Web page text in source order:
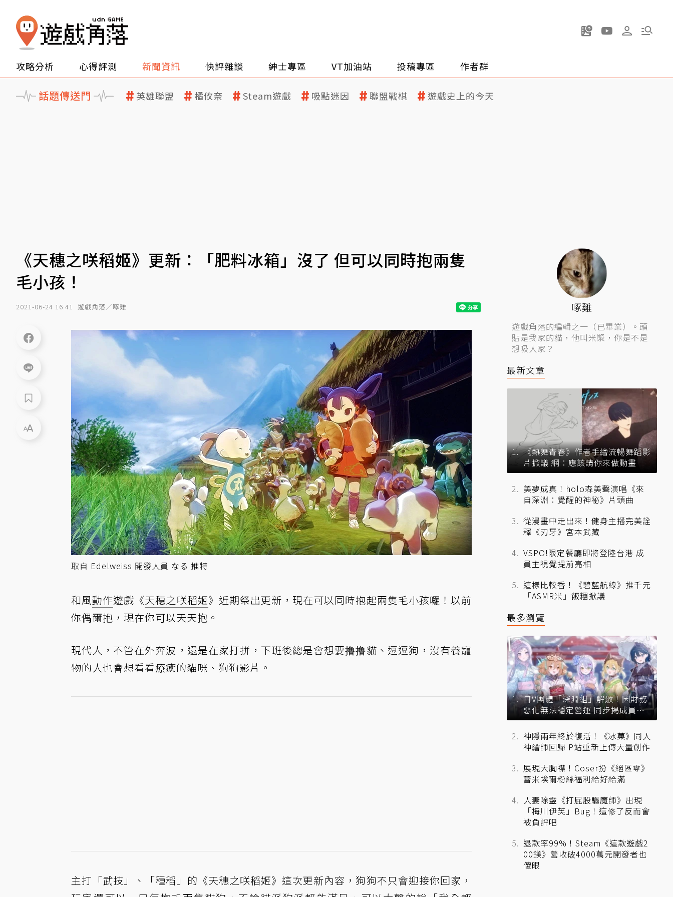
攻略分析 心得評測 新聞資訊 快評雜談 紳士專區 VT加油站 投稿專區 作者群
話題傳送門 英雄聯盟 橘攸奈 Steam遊戲 吸點迷因 聯盟戰棋 遊戲史上的今天
《天穗之咲稻姬》更新：「肥料冰箱」沒了 但可以同時抱兩隻
毛小孩！
2021-06-24 16:41 遊戲角落／啄雞
取自 Edelweiss 開發人員 なる 推特
和風動作遊戲《天穗之咲稻姬》近期祭出更新，現在可以同時抱起兩隻毛小孩囉！以前
你偶爾抱，現在你可以天天抱。
現代人，不管在外奔波，還是在家打拼，下班後總是會想要撸撸貓、逗逗狗，沒有養寵
物的人也會想看看療癒的貓咪、狗狗影片。
主打「武技」、「種稻」的《天穗之咲稻姬》這次更新內容，狗狗不只會迎接你回家，
啄雞
遊戲角落的編輯之一（已畢業）。頭
貼是我家的貓，他叫米漿，你是不是
想吸人家？
最新文章
《熱舞青春》作者手繪流暢舞蹈影
片掀議 網：應該請你來做動畫
美夢成真！holo森美聲演唱《來
自深淵：覺醒的神秘》片頭曲
從漫畫中走出來！健身主播完美詮
釋《刃牙》宮本武藏
VSPO!限定餐廳即將登陸台港 成
員主視覺提前亮相
這樣比較香！《碧藍航線》推千元
「ASMR米」飯糰掀議
最多瀏覽
日V團體「深淵組」解散！因財務
惡化無法穩定營運 同步揭成員未
來去向
神隱兩年終於復活！《冰菓》同人
神繪師回歸 P站重新上傳大量創作
展現大胸襟！Coser扮《絕區零》
蕾米埃爾粉絲福利給好給滿
人妻除靈《打屁股驅魔師》出現
「梅川伊芙」Bug！這修了反而會
被負評吧
退款率99%！Steam《這款遊戲2
00鎂》營收破4000萬元開發者也
傻眼